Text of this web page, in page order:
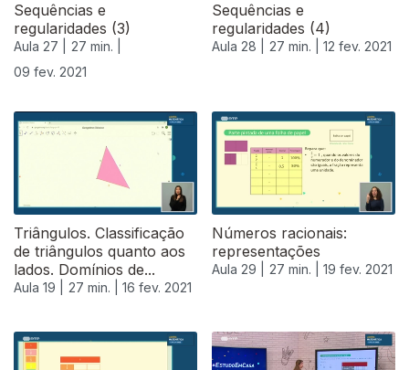
Sequências e
regularidades (3)
Aula 27 |
27 min. |
09 fev. 2021
Sequências e
regularidades (4)
Aula 28 | 27 min. | 12 fev. 2021
Triângulos. Classificação
de triângulos quanto aos
lados. Domínios de...
Aula 19 | 27 min. | 16 fev. 2021
Números racionais:
representações
Aula 29 | 27 min. | 19 fev. 2021